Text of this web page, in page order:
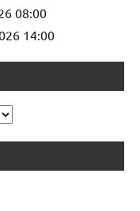
08:00
14:00